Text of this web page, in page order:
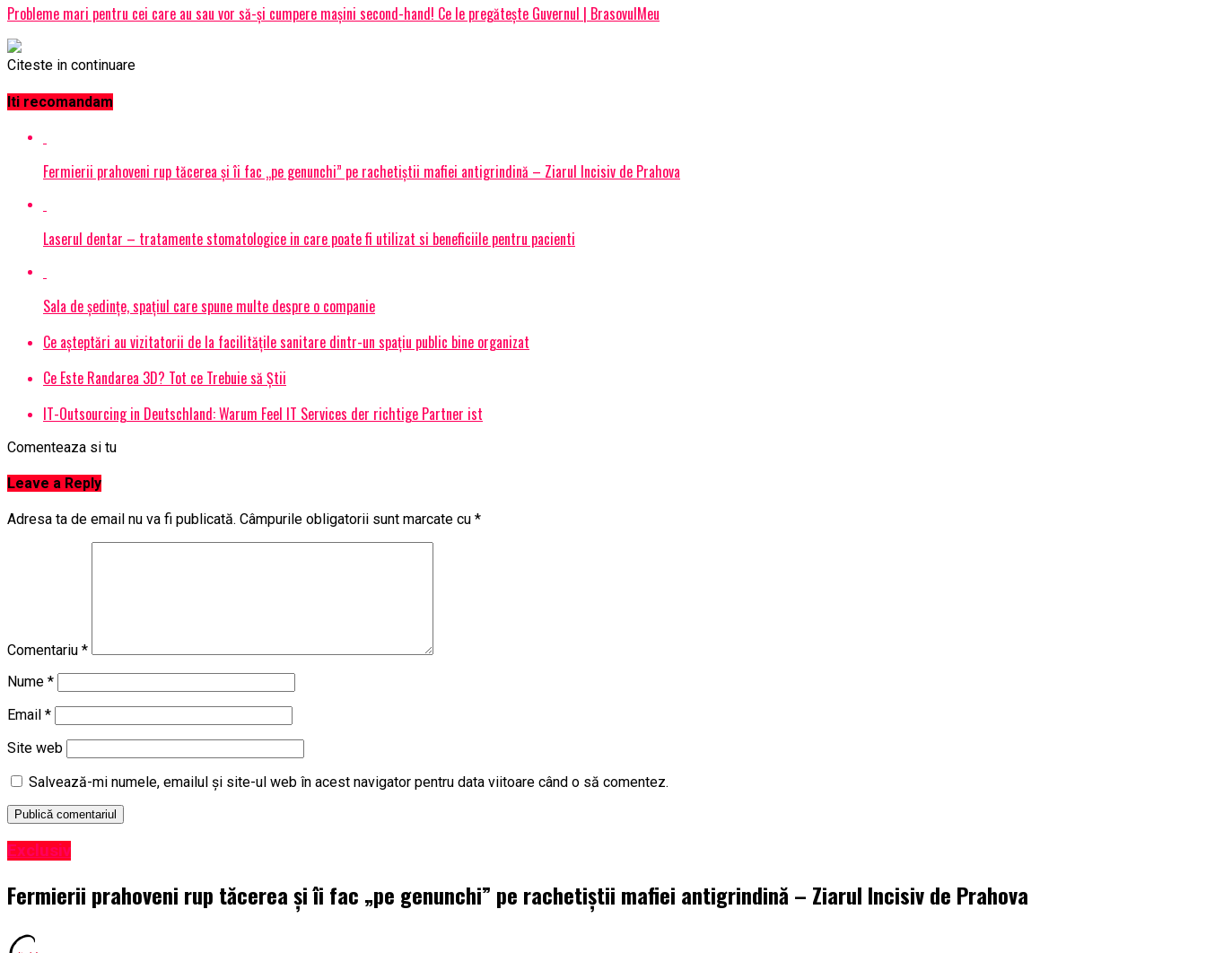
Probleme mari pentru cei care au sau vor să-și cumpere mașini second-hand! Ce le pregătește Guvernul | BrasovulMeu
Citeste in continuare
Iti recomandam
Fermierii prahoveni rup tăcerea și îi fac „pe genunchi” pe rachetiștii mafiei antigrindină – Ziarul Incisiv de Prahova
Laserul dentar – tratamente stomatologice in care poate fi utilizat si beneficiile pentru pacienti
Sala de ședințe, spațiul care spune multe despre o companie
Ce așteptări au vizitatorii de la facilitățile sanitare dintr-un spațiu public bine organizat
Ce Este Randarea 3D? Tot ce Trebuie să Știi
IT-Outsourcing in Deutschland: Warum Feel IT Services der richtige Partner ist
Comenteaza si tu
Leave a Reply
Adresa ta de email nu va fi publicată. Câmpurile obligatorii sunt marcate cu *
Comentariu *
Nume *
Email *
Site web
Salvează-mi numele, emailul și site-ul web în acest navigator pentru data viitoare când o să comentez.
Exclusiv
Fermierii prahoveni rup tăcerea și îi fac „pe genunchi” pe rachetiștii mafiei antigrindină – Ziarul Incisiv de Prahova